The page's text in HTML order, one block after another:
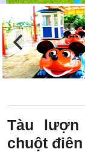
Tàu
chuột điên